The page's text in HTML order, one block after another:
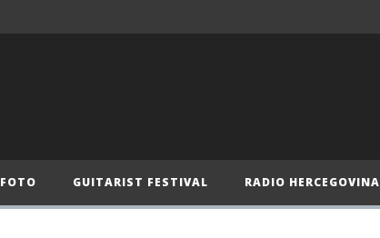
FOTO GUITARIST FESTIVAL RADIO HERCEGOVINA